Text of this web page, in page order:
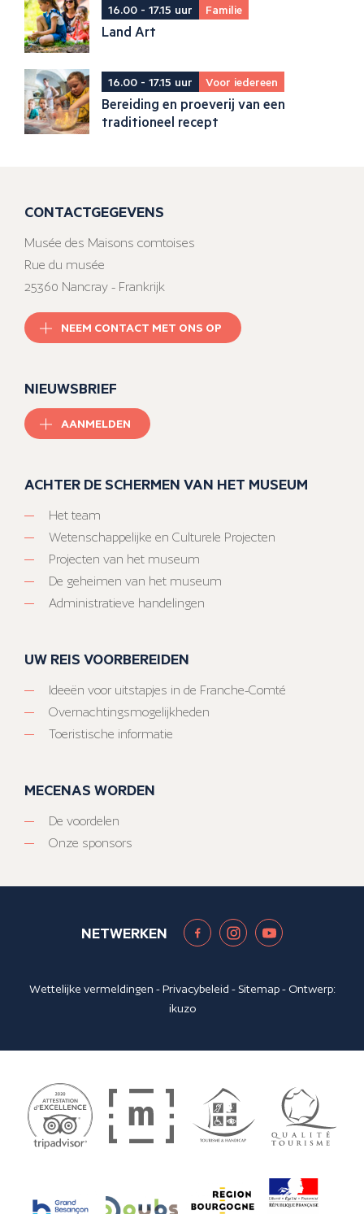
16.00 - 17.15 uur Familie
Land Art
16.00 - 17.15 uur Voor iedereen
Bereiding en proeverij van een
traditioneel recept
CONTACTGEGEVENS
Musée des Maisons comtoises
Rue du musée
25360 Nancray - Frankrijk
NEEM CONTACT MET ONS OP
NIEUWSBRIEF
AANMELDEN
ACHTER DE SCHERMEN VAN HET MUSEUM
Het team
Wetenschappelijke en Culturele Projecten
Projecten van het museum
De geheimen van het museum
Administratieve handelingen
UW REIS VOORBEREIDEN
Ideeën voor uitstapjes in de Franche-Comté
Overnachtingsmogelijkheden
Toeristische informatie
MECENAS WORDEN
De voordelen
Onze sponsors
NETWERKEN
Wettelijke vermeldingen -Privacybeleid - Sitemap- Ontwerp:
ikuzo